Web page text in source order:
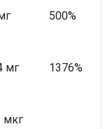
500%
мг 1376%
мкг